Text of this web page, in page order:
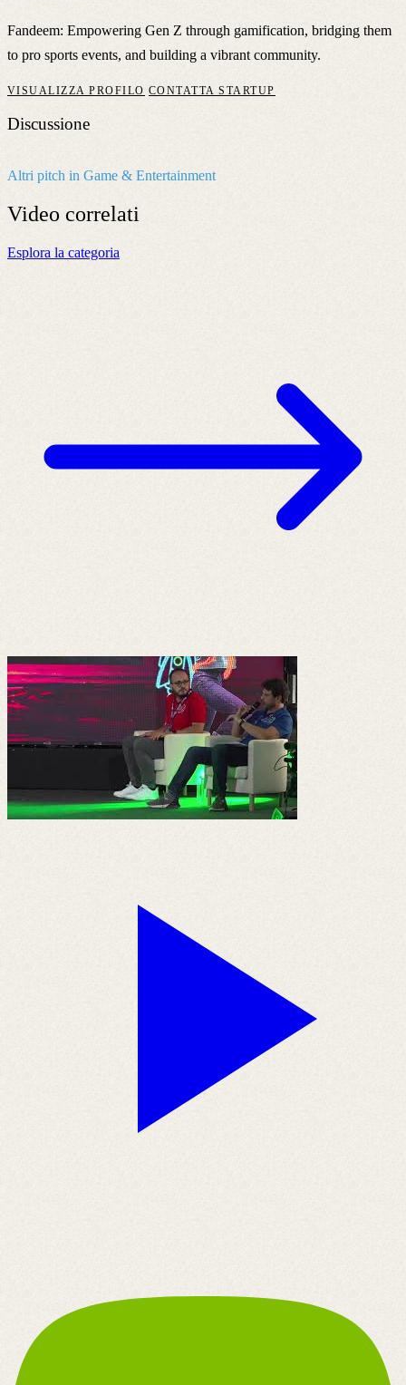
Fandeem: Empowering Gen Z through gamification, bridging them
to pro sports events, and building a vibrant community.
VISUALIZZA PROFILO CONTATTA STARTUP
Discussione
Altri pitch in Game & Entertainment
Video correlati
Esplora la categoria